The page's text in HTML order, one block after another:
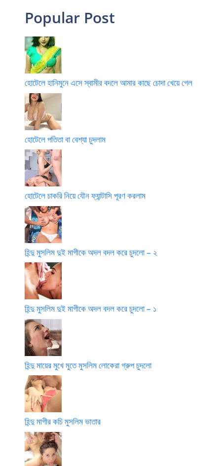
Popular Post
হোটেলে হানিমুনে এসে স্বামীর বদলে আমার কাছে চোদা খেয়ে গেল
হোটেলে পতিতা বা বেশ্যা চুদলাম
হোটেলে চাকরি নিয়ে যৌন ফ্যান্টাসি পূরণ করলাম
হিন্দু মুসলিম দুই মাগীকে অদল বদল করে চুদলো – ২
হিন্দু মুসলিম দুই মাগীকে অদল বদল করে চুদলো – ১
হিন্দু মায়ের মুখে মুতে মুসলিম লোকেরা গ্রুপ চুদলো
হিন্দু মাগীর কচি মুসলিম ভাতার